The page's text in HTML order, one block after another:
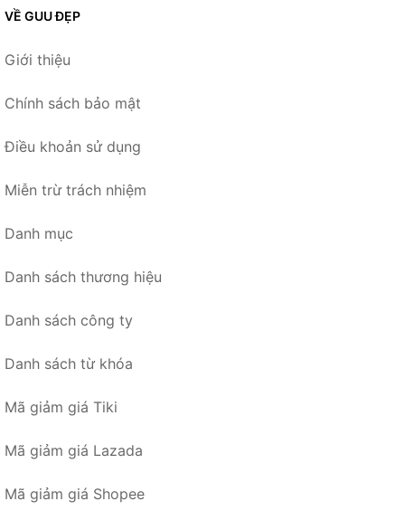
VỀ GUU ĐẸP
Giới thiệu
Chính sách bảo mật
Điều khoản sử dụng
Miễn trừ trách nhiệm
Danh mục
Danh sách thương hiệu
Danh sách công ty
Danh sách từ khóa
Mã giảm giá Tiki
Mã giảm giá Lazada
Mã giảm giá Shopee